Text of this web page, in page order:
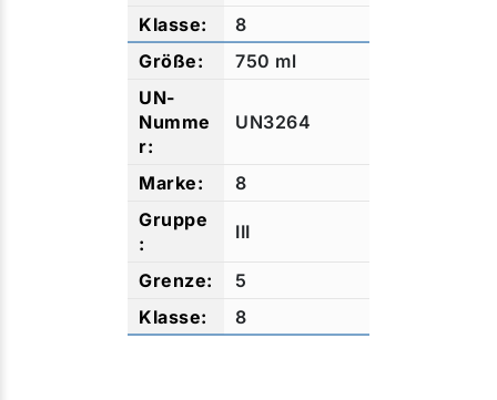
8
750 ml
UN3264
8
III
5
8